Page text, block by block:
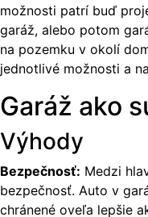
možnosti patrí buď
garáž, alebo potom
na pozemku v okolí
jednotlivé možnosti a
Garáž ako
Výhody
Bezpečnosť: Medzi
bezpečnosť. Auto v
chránené oveľa lepšie